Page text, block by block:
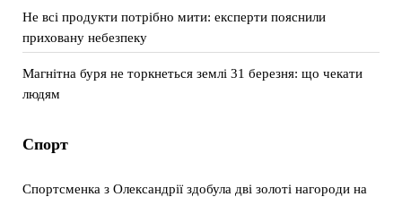
Не всі продукти потрібно мити: експерти пояснили
приховану небезпеку
Магнітна буря не торкнеться землі 31 березня: що чекати
людям
Спорт
Спортсменка з Олександрії здобула дві золоті нагороди на